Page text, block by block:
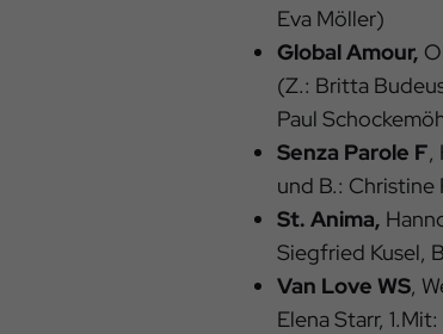
Eva Möller)
Global Amour,
(Z.: Britta
Paul
Senza Parole F,
und B.: Christine
St. Anima,
Siegfried Kusel,
Van Love WS,
Elena Starr,